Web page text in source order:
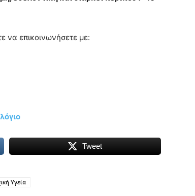
να επικοινωνήσετε με:
Tweet
Υγεία